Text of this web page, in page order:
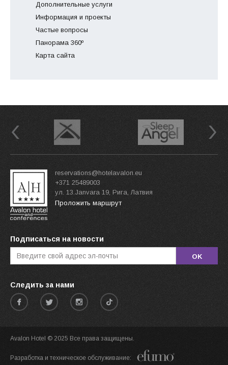
Дополнительные услуги
Информация и проекты
Частые вопросы
Панорама 360º
Карта сайта
Previous Next
reservations@hotelavalon.eu
+371 25489003
ул. 13.Janvara 19, Рига, Латвия
Проложить маршрут
Подписаться на новости
OK
Следить за нами
Avalon Hotel © 2025 Все права защищены.
Разработка и техническое обслуживание: